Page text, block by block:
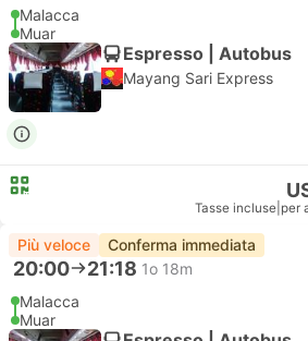
Malacca
Muar
Espresso | Autobus
Mayang Sari Express
Tasse incluse per
Più veloce Conferma immediata
20:00 21:18 1o 18m
Malacca
Muar